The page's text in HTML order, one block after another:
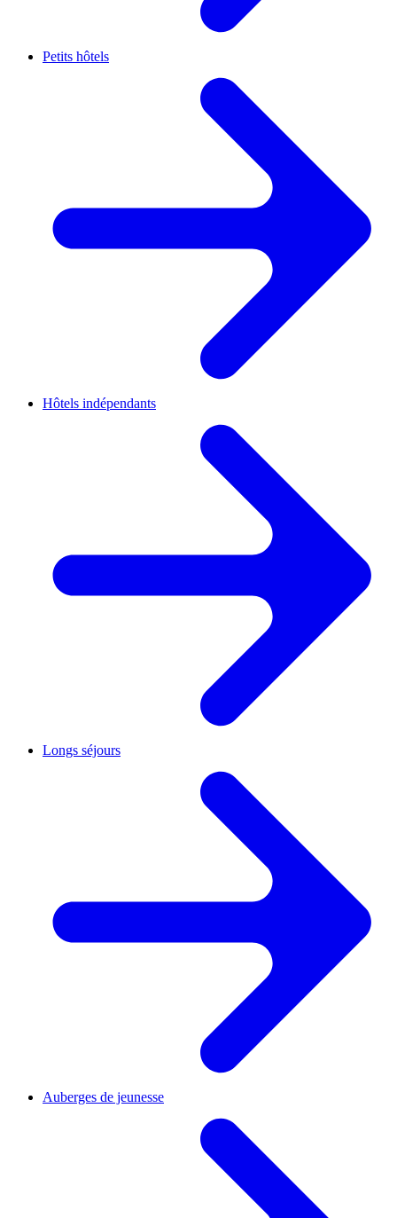
Petits hôtels
Hôtels indépendants
Longs séjours
Auberges de jeunesse